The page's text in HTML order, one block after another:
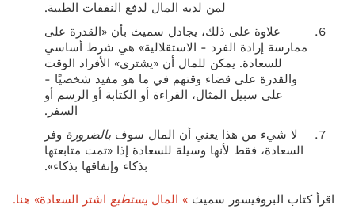
لمن لديه المال لدفع النفقات الطبية.
علاوة على ذلك، يجادل سميث بأن «القدرة على
ممارسة إرادة الفرد - الاستقلالية» هي شرط أساسي
للسعادة. يمكن للمال أن «يشتري» الأفراد الوقت
والقدرة على قضاء وقتهم في ما هو مفيد شخصيًا -
على سبيل المثال، القراءة أو الكتابة أو الرسم أو
السفر.
لا شيء من هذا يعني أن المال سوف بالضرورة وفر
السعادة، فقط لأنها وسيلة للسعادة إذا «تمت متابعتها
بذكاء وإنفاقها بذكاء».
اقرأ كتاب البروفيسور سميث » المال يستطيع اشتر السعادة» هنا.